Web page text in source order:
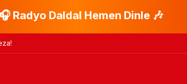
Radyo Daldal Hemen Dinle 🎶